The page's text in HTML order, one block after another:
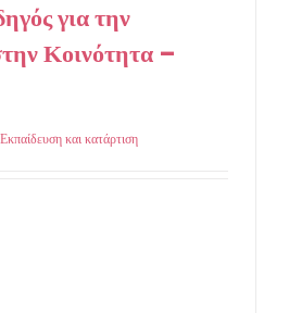
για την
Κοινότητα –
Εκπαίδευση και κατάρτιση